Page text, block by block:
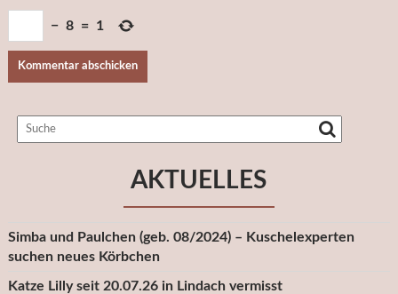
− 8 = 1
AKTUELLES
Simba und Paulchen (geb. 08/2024) – Kuschelexperten
suchen neues Körbchen
Katze Lilly seit 20.07.26 in Lindach vermisst